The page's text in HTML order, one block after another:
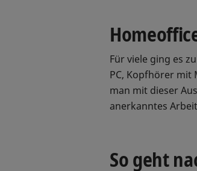
Für viele ging es
PC, Kopfhörer mit
man mit dieser
anerkanntes
So geht